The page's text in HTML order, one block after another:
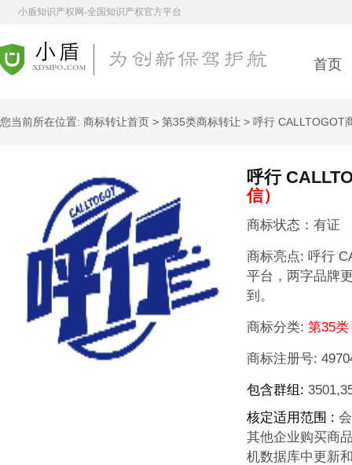
小盾知识产权网-全国知识产权官方平台
首页
您当前所在位置: 商标转让首页 > 第35类商标转让 > 呼行 CALLTOGOT
呼行
信）
商标状态：有证
商标亮点: 呼行
平台，两字品牌
到。
商标分类: 第35类
商标注册号:
包含群组:
核定适用范围 :
其他企业购买商
机数据库中更新